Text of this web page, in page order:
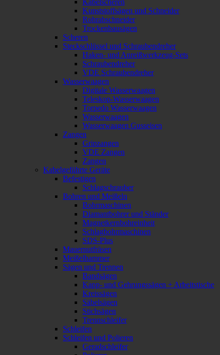
Kunststoffsägen und Schneider
Rohrabschneider
Trockenbausägen
Scheren
Steckschlüssel und Schraubendreher
Haken- und Anreißwerkzeug-Sets
Schraubendreher
VDE Schraubendreher
Wasserwaagen
Digitale Wasserwaagen
Teleskop-Wasserwaagen
Torpedo Wasserwaagen
Wasserwaagen
Wasserwaagen Gusseisen
Zangen
Gripzangen
VDE Zangen
Zangen
Kabelgeführte Geräte
Befestigen
Schlagschrauber
Bohren und Meißeln
Bohrmaschinen
Diamantbohrer und Ständer
Magnetkernbohreinheit
Schlagbohrmaschinen
SDS-Plus
Mauernutfräsen
Meißelhammer
Sägen und Trennen
Bandsägen
Kapp- und Gehrungssägen + Arbeitstische
Kreissägen
Säbelsägen
Stichsägen
Trennschleifer
Schleifen
Schleifen und Polieren
Geradschleifer